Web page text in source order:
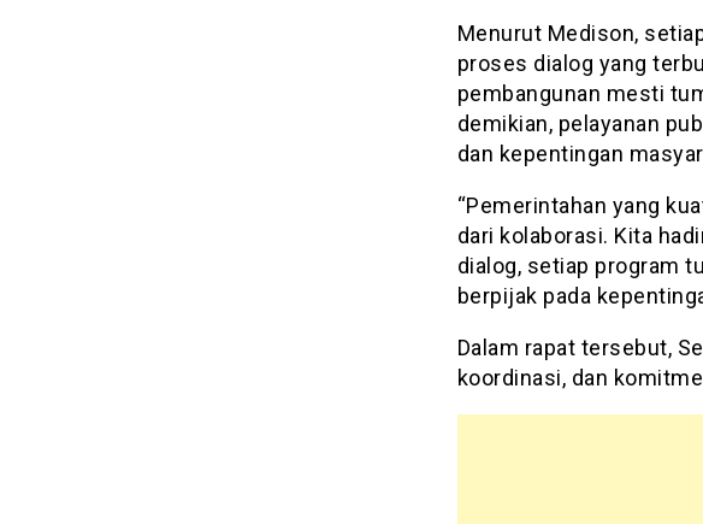
Menurut Medison,
proses dialog yang
pembangunan mesti
demikian, pelayanan
dan kepentingan
“Pemerintahan yang
dari kolaborasi. Kita
dialog, setiap program
berpijak pada
Dalam rapat tersebut,
koordinasi, dan